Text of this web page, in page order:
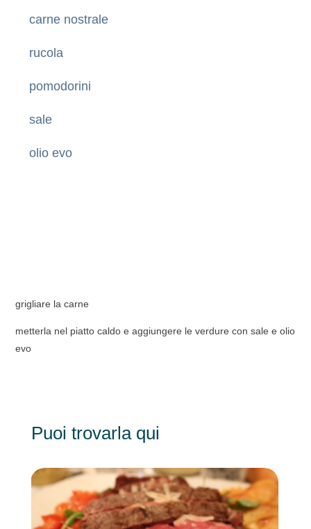
grigliare la carne
metterla nel piatto caldo e aggiungere le verdure con sale e olio
evo
carne nostrale
rucola
pomodorini
sale
olio evo
Puoi trovarla qui